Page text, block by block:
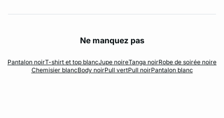
Ne manquez pas
Pantalon noirT-shirt et top blancJupe noireTanga noirRobe de soirée noire
Chemisier blancBody noirPull vertPull noirPantalon blanc